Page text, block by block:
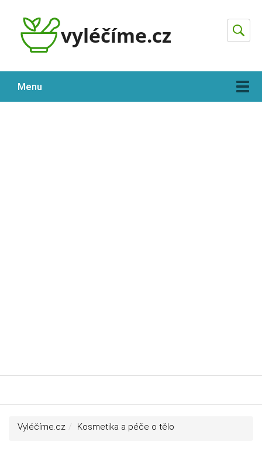
Hledat
Menu
Vyléčíme.cz Kosmetika a péče o tělo